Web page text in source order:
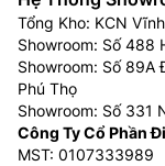
Tổng Kho: KCN
Showroom: Số 488
Showroom: Số 89A
Phú Thọ
Showroom: Số 331
Công Ty Cổ Phần
MST: 0107333989